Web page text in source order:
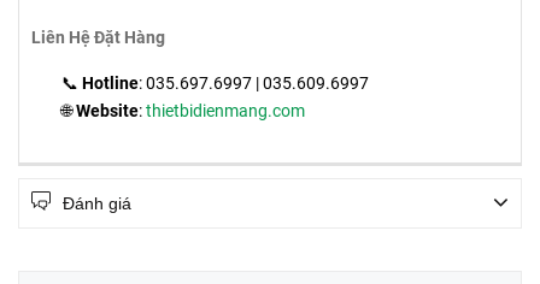
Liên Hệ Đặt Hàng
📞 Hotline: 035.697.6997 | 035.609.6997
🌐Website:thietbidienmang.com
Đánh giá